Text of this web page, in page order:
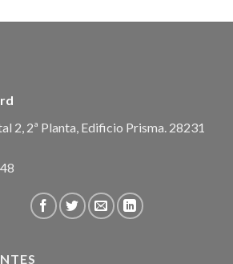
2, 2ª Planta, Edificio Prisma. 28231